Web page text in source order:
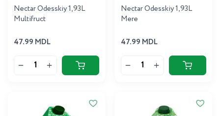
Nectar Odesskiy 1,93L
Multifruct
47.99 MDL
Nectar Odesskiy 1,93L
Mere
47.99 MDL